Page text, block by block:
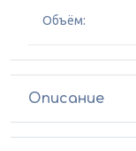
Объём:
Описание